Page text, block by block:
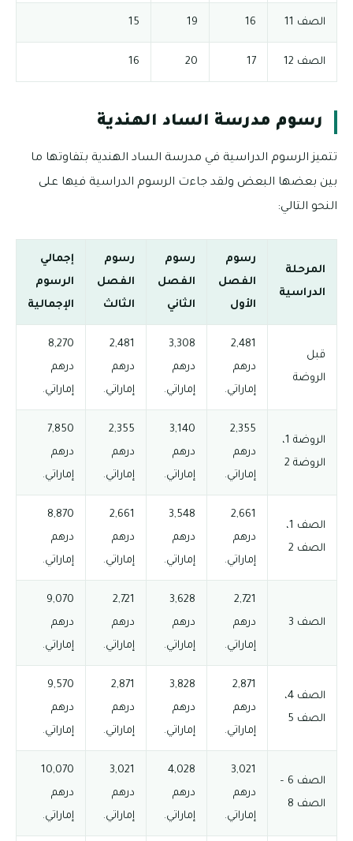
الصف 11 16
19
15
الصف 12 17
20
16
رسوم مدرسة الساد الهندية
تتميز الرسوم الدراسية في مدرسة الساد الهندية بتفاوتها ما
بين بعضها البعض ولقد جاءت الرسوم الدراسية فيها على
النحو التالي:
المرحلة
الدراسية
رسوم
الفصل
الأول
رسوم
الفصل
الثاني
رسوم
الفصل
الثالث
إجمالي
الرسوم
الإجمالية
قبل
الروضة
2,481
درهم
إماراتي.
3,308
درهم
إماراتي.
2,481
درهم
إماراتي.
8,270
درهم
إماراتي.
الروضة 1،
الروضة 2
2,355
درهم
إماراتي.
3,140
درهم
إماراتي.
2,355
درهم
إماراتي.
7,850
درهم
إماراتي.
الصف 1،
الصف 2
2,661
درهم
إماراتي.
3,548
درهم
إماراتي.
2,661
درهم
إماراتي.
8,870
درهم
إماراتي.
الصف 3
2,721
درهم
إماراتي.
3,628
درهم
إماراتي.
2,721
درهم
إماراتي.
9,070
درهم
إماراتي.
الصف 4،
الصف 5
2,871
درهم
إماراتي.
3,828
درهم
إماراتي.
2,871
درهم
إماراتي.
9,570
درهم
إماراتي.
الصف 6 –
الصف 8
3,021
درهم
إماراتي.
4,028
درهم
إماراتي.
3,021
درهم
إماراتي.
10,070
درهم
إماراتي.